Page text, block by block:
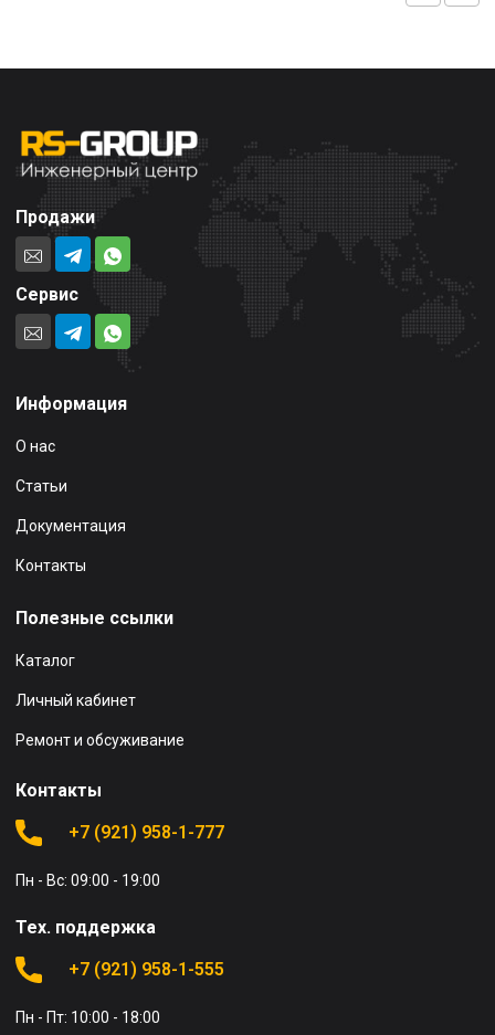
Продажи
Сервис
Информация
О нас
Статьи
Документация
Контакты
Полезные ссылки
Каталог
Личный кабинет
Ремонт и обсуживание
Контакты
+7 (921) 958-1-777
Пн - Вс: 09:00 - 19:00
Тех. поддержка
+7 (921) 958-1-555
Пн - Пт: 10:00 - 18:00